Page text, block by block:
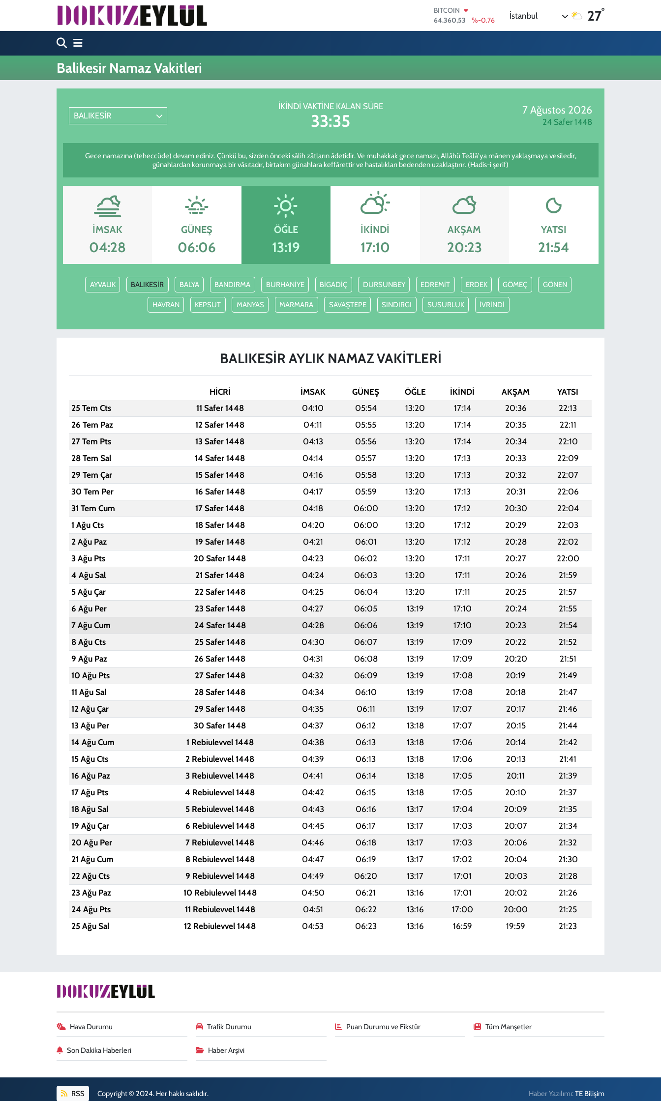
BITCOIN
64.360,53
%-0.76
DOLAR
64,1897
%0.02
GRAM ALTIN
İstanbul 27°
Balikesir Namaz Vakitleri
BALIKESİR
İKINDI VAKTINE KALAN SÜRE
33:35
7 Ağustos 2026
24 Safer 1448
Gece namazına (teheccüde) devam ediniz. Çünkü bu, sizden önceki sâlih zâtların âdetidir. Ve muhakkak gece namazı, Allâhü Teâlâ'ya mânen yaklaşmaya vesîledir,
günahlardan korunmaya bir vâsıtadır, birtakım günahlara keffârettir ve hastalıkları bedenden uzaklaştırır. (Hadis-i şerif)
İMSAK
04:28
GÜNEŞ
06:06
ÖĞLE
13:19
İKINDI
17:10
AKŞAM
20:23
YATSI
21:54
AYVALIK BALIKESİR BALYA BANDIRMA BURHANİYE BİGADİÇ DURSUNBEY EDREMİT ERDEK GÖMEÇ GÖNEN
HAVRAN KEPSUT MANYAS MARMARA SAVAŞTEPE SINDIRGI SUSURLUK İVRİNDİ
BALIKESİR AYLIK NAMAZ VAKITLERI
HİCRİ İMSAK GÜNEŞ ÖĞLE İKINDI AKŞAM
YATSI
25 Tem Cts
11 Safer 1448 04:10 05:54 13:20 17:14 20:36
22:13
26 Tem Paz
12 Safer 1448 04:11 05:55 13:20 17:14 20:35
22:11
27 Tem Pts
13 Safer 1448 04:13 05:56 13:20 17:14 20:34
22:10
28 Tem Sal
14 Safer 1448 04:14 05:57 13:20 17:13 20:33
22:09
29 Tem Çar
15 Safer 1448 04:16 05:58 13:20 17:13 20:32
22:07
30 Tem Per
16 Safer 1448 04:17 05:59 13:20 17:13 20:31
22:06
31 Tem Cum
17 Safer 1448 04:18 06:00 13:20 17:12 20:30
22:04
1 Ağu Cts
18 Safer 1448 04:20 06:00 13:20 17:12 20:29
22:03
2 Ağu Paz
19 Safer 1448 04:21 06:01 13:20 17:12 20:28
22:02
3 Ağu Pts
20 Safer 1448 04:23 06:02 13:20 17:11 20:27
22:00
4 Ağu Sal
21 Safer 1448 04:24 06:03 13:20 17:11 20:26
21:59
5 Ağu Çar
22 Safer 1448 04:25 06:04 13:20 17:11 20:25
21:57
6 Ağu Per
23 Safer 1448 04:27 06:05 13:19 17:10 20:24
21:55
7 Ağu Cum
24 Safer 1448 04:28 06:06 13:19 17:10 20:23
21:54
8 Ağu Cts
25 Safer 1448 04:30 06:07 13:19 17:09 20:22
21:52
9 Ağu Paz
26 Safer 1448 04:31 06:08 13:19 17:09 20:20
21:51
10 Ağu Pts
27 Safer 1448 04:32 06:09 13:19 17:08 20:19
21:49
11 Ağu Sal
28 Safer 1448 04:34 06:10 13:19 17:08 20:18
21:47
12 Ağu Çar
29 Safer 1448 04:35 06:11 13:19 17:07 20:17
21:46
13 Ağu Per
30 Safer 1448 04:37 06:12 13:18 17:07 20:15
21:44
14 Ağu Cum
1 Rebiulevvel 1448 04:38 06:13 13:18 17:06 20:14
21:42
15 Ağu Cts
2 Rebiulevvel 1448 04:39 06:13 13:18 17:06 20:13
21:41
16 Ağu Paz
3 Rebiulevvel 1448 04:41 06:14 13:18 17:05 20:11
21:39
17 Ağu Pts
4 Rebiulevvel 1448 04:42 06:15 13:18 17:05 20:10
21:37
18 Ağu Sal
5 Rebiulevvel 1448 04:43 06:16 13:17 17:04 20:09
21:35
19 Ağu Çar
6 Rebiulevvel 1448 04:45 06:17 13:17 17:03 20:07
21:34
20 Ağu Per
7 Rebiulevvel 1448 04:46 06:18 13:17 17:03 20:06
21:32
21 Ağu Cum
8 Rebiulevvel 1448 04:47 06:19 13:17 17:02 20:04
21:30
22 Ağu Cts
9 Rebiulevvel 1448 04:49 06:20 13:17 17:01 20:03
21:28
23 Ağu Paz
10 Rebiulevvel 1448 04:50 06:21 13:16 17:01 20:02
21:26
24 Ağu Pts
11 Rebiulevvel 1448 04:51 06:22 13:16 17:00 20:00
21:25
25 Ağu Sal
12 Rebiulevvel 1448 04:53 06:23 13:16 16:59 19:59 21:23
Hava Durumu Trafik Durumu Puan Durumu ve Fikstür Tüm Manşetler
Son Dakika Haberleri Haber Arşivi
RSS Copyright © 2024. Her hakkı saklıdır. Haber Yazılımı:TE Bilişim
Hava Durumu
Trafik Durumu
Süper Lig Puan Durumu ve Fikstür
Tüm Manşetler